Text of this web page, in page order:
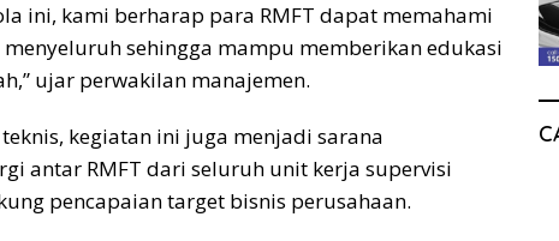
ini, kami berharap para RMFT dapat memahami
sehingga mampu memberikan edukasi
ujar perwakilan manajemen.
kegiatan ini juga menjadi sarana
antar RMFT dari seluruh unit kerja supervisi
pencapaian target bisnis perusahaan.